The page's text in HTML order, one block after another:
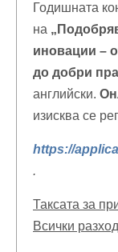
Годишната
на
иновации –
до добри
английски.
изисква се
https://
.
Таксата за
Всички